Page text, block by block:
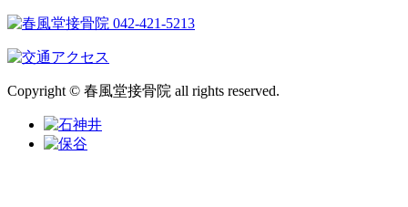
Copyright © 春風堂接骨院 all rights reserved.